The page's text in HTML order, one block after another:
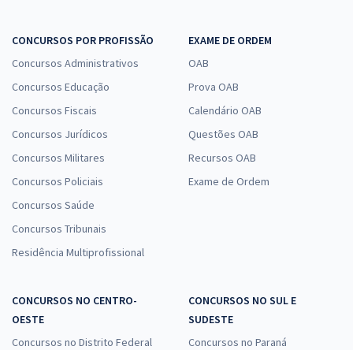
CONCURSOS POR PROFISSÃO
Concursos Administrativos
Concursos Educação
Concursos Fiscais
Concursos Jurídicos
Concursos Militares
Concursos Policiais
Concursos Saúde
Concursos Tribunais
Residência Multiprofissional
EXAME DE ORDEM
OAB
Prova OAB
Calendário OAB
Questões OAB
Recursos OAB
Exame de Ordem
CONCURSOS NO CENTRO-
OESTE
Concursos no Distrito Federal
CONCURSOS NO SUL E
SUDESTE
Concursos no Paraná